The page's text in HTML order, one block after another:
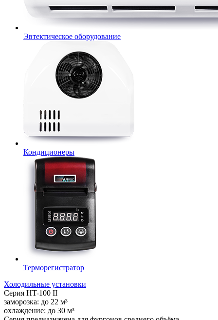
Эвтектическое оборудование
Кондиционеры
Терморегистратор
Холодильные установки
Серия HT-100 II
заморозка: до 22 м³
охлаждение: до 30 м³